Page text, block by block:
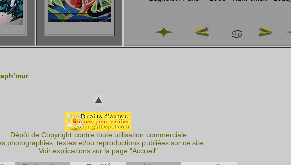
Dépôt de Copyright contre toute utilisation commerciale
photographies, textes et/ou reproductions publiées sur ce site
Voir explications sur la page "Accueil"